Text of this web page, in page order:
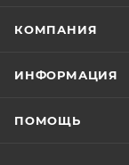
КОМПАНИЯ
ИНФОРМАЦИЯ
ПОМОЩЬ